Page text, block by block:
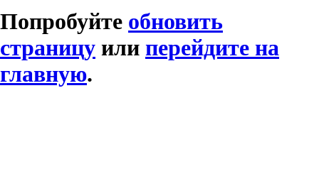
Попробуйте обновить
страницу или перейдите на
главную.